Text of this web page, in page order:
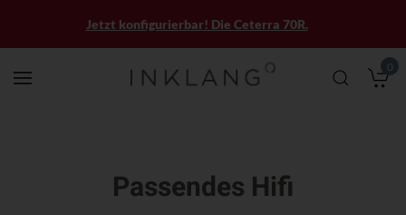
0
Jetzt konfigurierbar! Die Ceterra 70R.
Passendes Hifi